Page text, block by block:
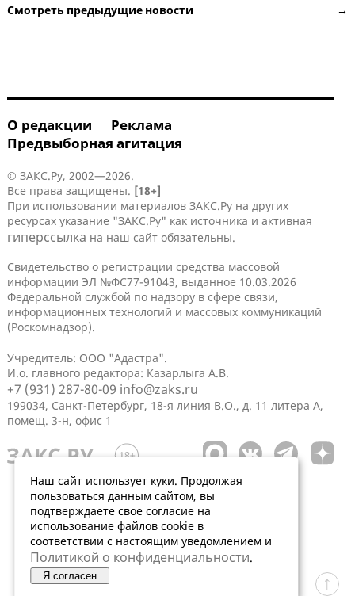
Смотреть предыдущие новости →
О редакции
Реклама
Предвыборная агитация
© ЗАКС.Ру, 2002—2026.
Все права защищены. [18+]
При использовании материалов ЗАКС.Ру на других
ресурсах указание "ЗАКС.Ру" как источника и активная
гиперссылка на наш сайт обязательны.
Свидетельство о регистрации средства массовой
информации ЭЛ №ФС77-91043, выданное 10.03.2026
Федеральной службой по надзору в сфере связи,
информационных технологий и массовых коммуникаций
(Роскомнадзор).
Учредитель: ООО "Адастра".
И.о. главного редактора: Казарлыга А.В.
+7 (931) 287-80-09 info@zaks.ru
199034, Санкт-Петербург, 18-я линия В.О., д. 11 литера А,
помещ. 3-н, офис 1
Наш сайт использует куки. Продолжая
пользоваться данным сайтом, вы
подтверждаете свое согласие на
использование файлов cookie в
соответствии с настоящим уведомлением и
Политикой о конфиденциальности.
Я согласен